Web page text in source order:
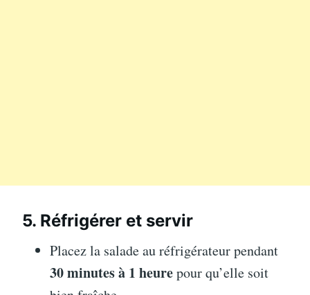
5. Réfrigérer et servir
Placez la salade au réfrigérateur pendant
30 minutes à 1 heurepour qu’elle soit